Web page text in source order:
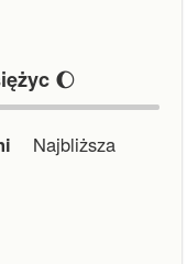
🌔
Najbliższa